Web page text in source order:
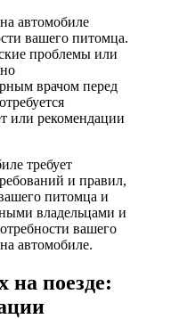
автомобиле
вашего питомца.
проблемы или
врачом перед
или рекомендации
требует
и правил,
питомца и
владельцами и
вашего
автомобиле.
на поезде: